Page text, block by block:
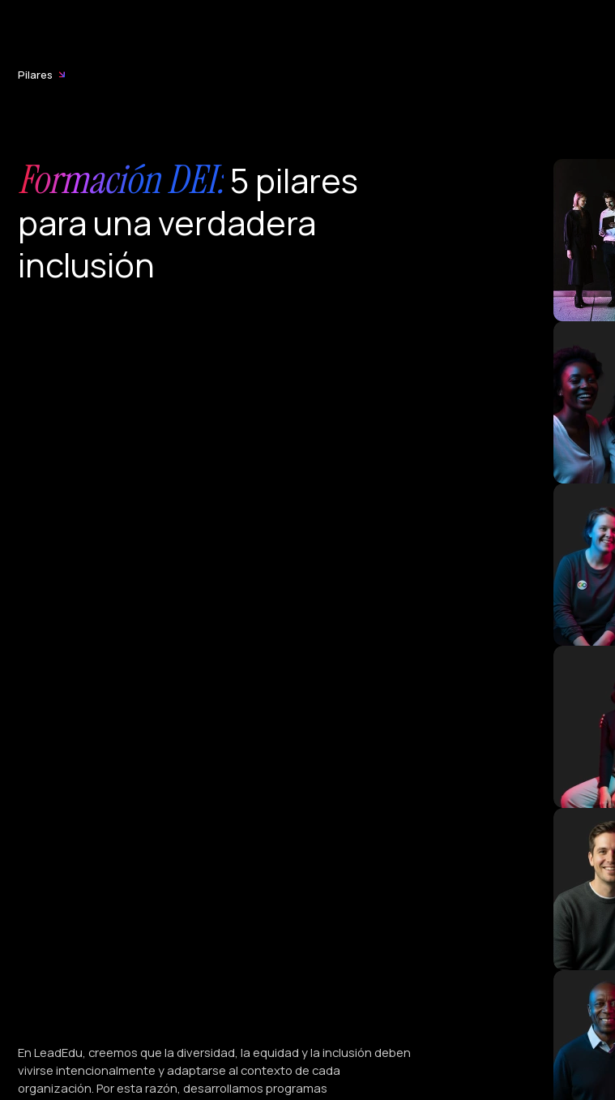
Pilares
Formación DEI:5 pilares
para una verdadera
inclusión
En LeadEdu, creemos que la diversidad, la equidad y la inclusión deben
vivirse intencionalmente y adaptarse al contexto de cada
organización. Por esta razón, desarrollamos programas